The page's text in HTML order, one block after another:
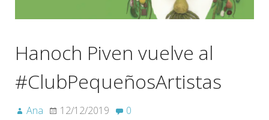
Hanoch Piven vuelve al
#ClubPequeñosArtistas
Ana 12/12/2019 0